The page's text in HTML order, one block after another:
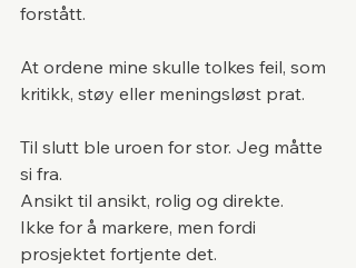
forstått.
At ordene mine skulle tolkes feil, som
kritikk, støy eller meningsløst prat.
Til slutt ble uroen for stor. Jeg måtte
si fra.
Ansikt til ansikt, rolig og direkte.
Ikke for å markere, men fordi
prosjektet fortjente det.